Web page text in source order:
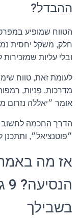
ההבדל?
הטווח שמופיע
חלק, משקל יחסית
ובלי עליות
לעומת זאת, טווח
מדרכות, פניות,
אומר ״יאללה נזרום
הדרך החכמה לחשוב
״פוטנציאל״,
אז מה
בשבילך